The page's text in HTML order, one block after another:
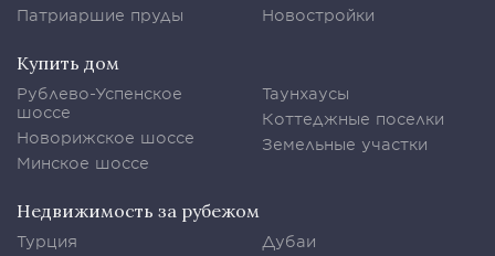
Патриаршие пруды
Новостройки
Купить дом
Рублево-Успенское
шоссе
Новорижское шоссе
Минское шоссе
Таунхаусы
Коттеджные поселки
Земельные участки
Недвижимость за рубежом
Турция
Дубаи